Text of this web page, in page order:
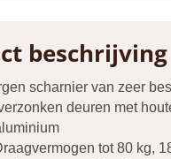
beschrijving
scharnier van zeer
deuren met
tot 80 kg,